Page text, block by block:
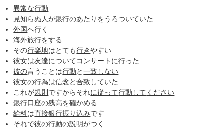
異常な行動
見知らぬ人が銀行のあたりをうろついていた
外国へ行く
海外旅行をする
その行楽地はとても行きやすい
彼女は友達についてコンサート に行った
彼の言うことは行動と一致しない
彼女の行為は信念と合致していた
これが規則 ですからそれに従って行動して ください
銀行口座の残高を確かめる
給料は直接銀行振り込みです
それで彼の行動の説明がつく